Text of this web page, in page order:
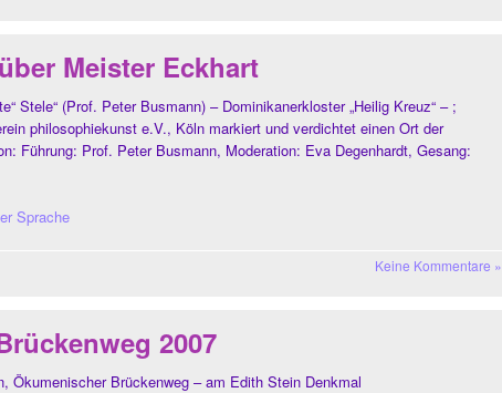
Meister Eckhart
Stele“ (Prof. Peter Busmann) – Dominikanerkloster „Heilig Kreuz“ – ;
philosophiekunst e.V., Köln markiert und verdichtet einen Ort der
Führung: Prof. Peter Busmann, Moderation: Eva Degenhardt, Gesang:
Sprache
Keine Kommentare »
2007
Ökumenischer Brückenweg – am Edith Stein Denkmal